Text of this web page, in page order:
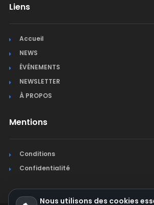
Liens
Accueil
NEWS
ÉVÉNEMENTS
NEWSLETTER
À PROPOS
Mentions
Conditions
Confidentialité
Nous utilisons des cookies